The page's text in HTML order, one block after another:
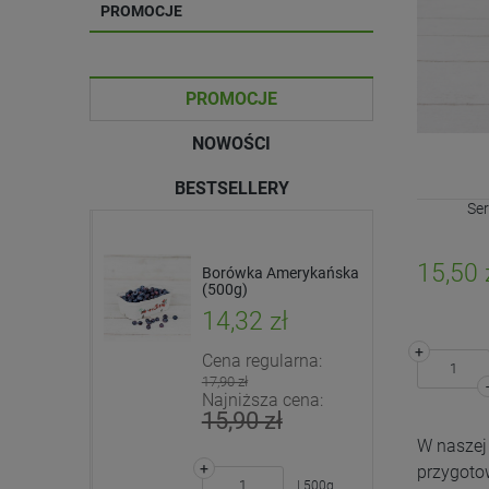
PROMOCJE
PROMOCJE
NOWOŚCI
BESTSELLERY
Borówka Amerykańska
(500g)
14,32 zł
Cena regularna:
17,90 zł
Najniższa cena:
15,90 zł
+
| 500g
Pomidorki koktajlowe
(EKO)
17,50 zł
+
15,50
-
+
W